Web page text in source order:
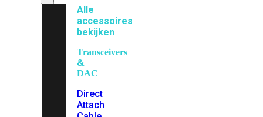
Alle
accessoires
bekijken
Transceivers
&
DAC
Direct
Attach